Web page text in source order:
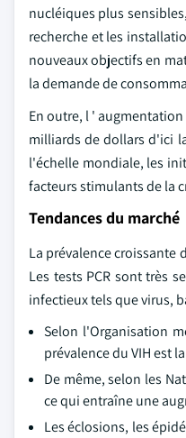
nucléiques plus
recherche et les
nouveaux objectifs en
la demande de
En outre, l '
milliards de dollars d'ici
l'échelle mondiale, les
facteurs stimulants de la
Tendances du marché
La prévalence croissante
Les tests PCR sont très
infectieux tels que virus,
Selon l'Organisation
prévalence du VIH est
De même, selon les
ce qui entraîne une
Les éclosions, les